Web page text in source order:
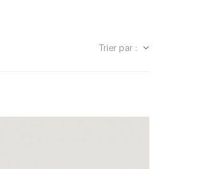
Trier par :